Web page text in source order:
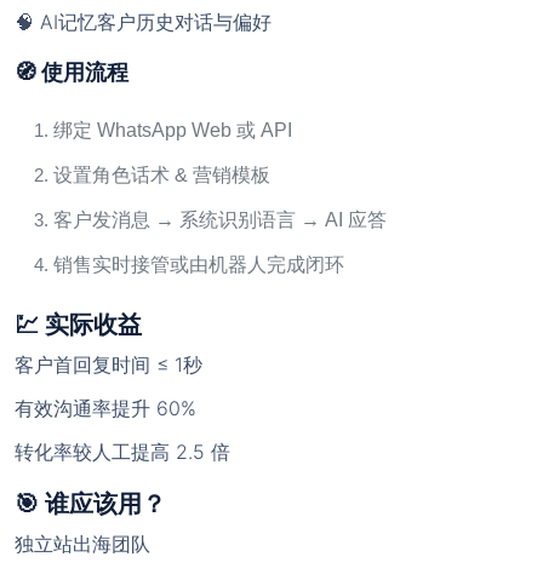
🧠 AI记忆客户历史对话与偏好
🧭 使用流程
绑定 WhatsApp Web 或 API
设置角色话术 & 营销模板
客户发消息 → 系统识别语言 → AI 应答
销售实时接管或由机器人完成闭环
💹 实际收益
客户首回复时间 ≤ 1秒
有效沟通率提升 60%
转化率较人工提高 2.5 倍
🎯 谁应该用？
独立站出海团队